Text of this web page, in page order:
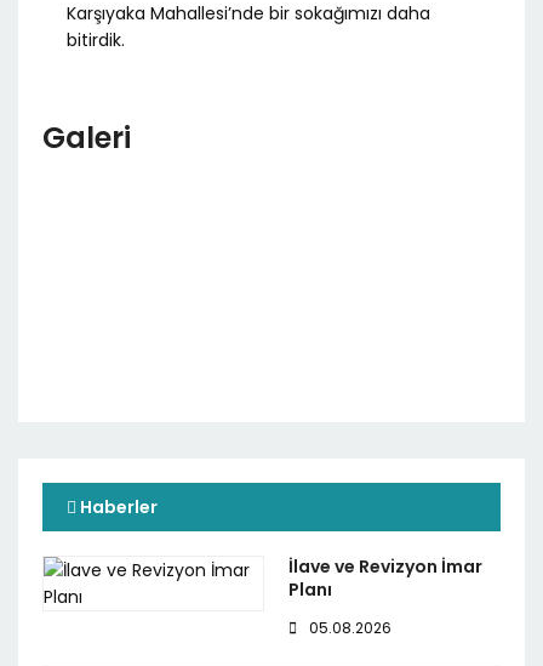
Karşıyaka Mahallesi’nde bir sokağımızı daha
bitirdik.
Galeri
Haberler
İlave ve Revizyon İmar
Planı
05.08.2026